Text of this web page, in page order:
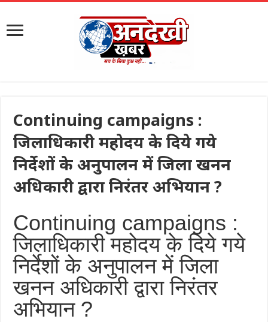
Continuing campaigns :
जिलाधिकारी महोदय के दिये गये
निर्देशों के अनुपालन में जिला खनन
अधिकारी द्वारा निरंतर अभियान ?
Continuing campaigns :
जिलाधिकारी महोदय के दिये गये
निर्देशों के अनुपालन में जिला
खनन अधिकारी द्वारा निरंतर
अभियान ?